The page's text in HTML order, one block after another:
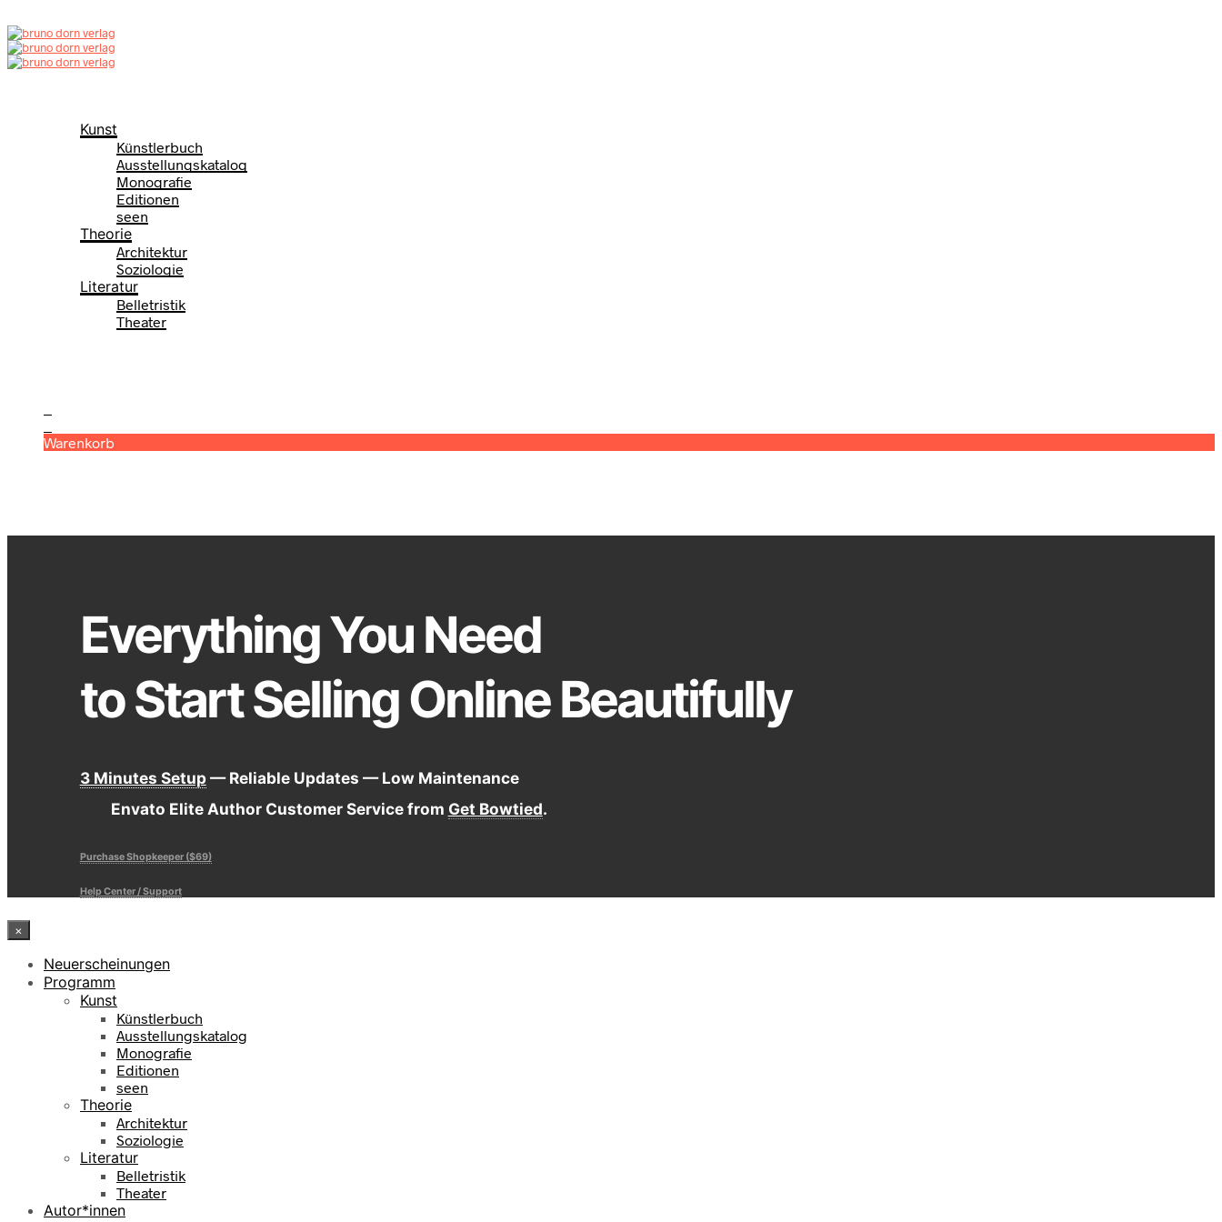
Kunst
Künstlerbuch
Ausstellungskatalog
Monografie
Editionen
seen
Theorie
Architektur
Soziologie
Literatur
Belletristik
Theater
Warenkorb
Everything You Need
to Start Selling Online Beautifully
3 Minutes Setup— Reliable Updates — Low Maintenance
Envato Elite Author Customer Service from Get Bowtied.
Purchase Shopkeeper ($69)
Help Center / Support
×
Neuerscheinungen
Programm
Kunst
Künstlerbuch
Ausstellungskatalog
Monografie
Editionen
seen
Theorie
Architektur
Soziologie
Literatur
Belletristik
Theater
Autor*innen